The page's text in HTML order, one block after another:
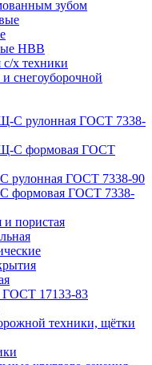
зубом
HBB
х техники
снегоуборочной
С рулонная ГОСТ 7338-
С формовая ГОСТ
рулонная ГОСТ 7338-90
формовая ГОСТ 7338-
и пористая
ГОСТ 17133-83
техники, щётки